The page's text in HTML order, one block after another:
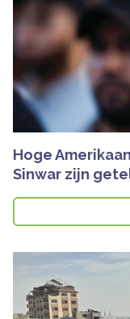
Hoge
Sinwar zijn